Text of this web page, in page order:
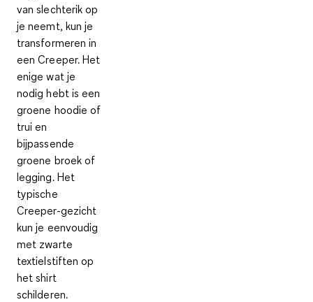
van slechterik op
je neemt, kun je
transformeren in
een Creeper.Het
enige wat je
nodig hebt is een
groene hoodie of
trui en
bijpassende
groene broek of
legging. Het
typische
Creeper-gezicht
kun je eenvoudig
met zwarte
textielstiften op
het shirt
schilderen.